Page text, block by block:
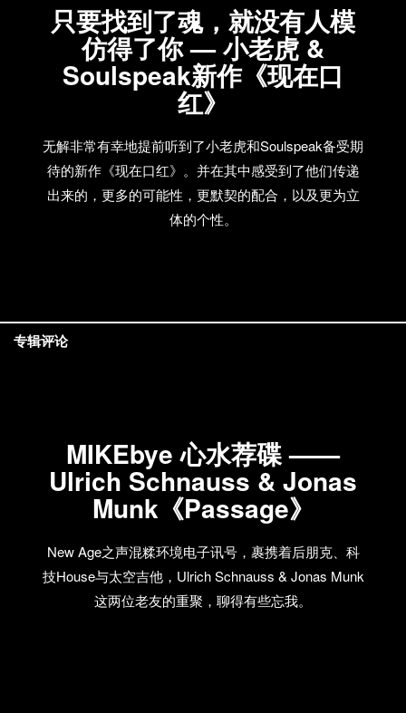
只要找到了魂，就没有人模
仿得了你 — 小老虎 &
Soulspeak新作《现在口
红》
无解非常有幸地提前听到了小老虎和Soulspeak备受期
待的新作《现在口红》。并在其中感受到了他们传递
出来的，更多的可能性，更默契的配合，以及更为立
体的个性。
MIKEbye 心水荐碟 ——
Ulrich Schnauss & Jonas
Munk《Passage》
New Age之声混糅环境电子讯号，裹携着后朋克、科
技House与太空吉他，Ulrich Schnauss & Jonas Munk
这两位老友的重聚，聊得有些忘我。
专辑评论